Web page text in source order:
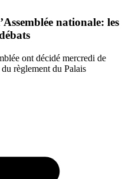
nationale: les
ont décidé mercredi de
règlement du Palais